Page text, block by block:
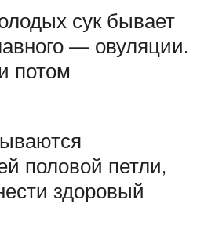
сук бывает
— овуляции.
потом
половой петли,
здоровый